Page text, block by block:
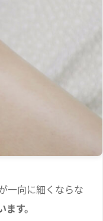
一向に細くならな
す。